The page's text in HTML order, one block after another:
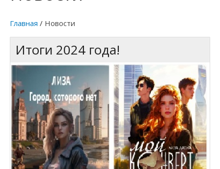
ЛИЗА ДАСНА
КОНТАКТЫ
КНИГИ
РАЗНОЕ
По ту сторону сознания. Новые приключения
Приключения Венеры
Лиза Город, которого нет
Мой конверт из прошлого
Я — НЕ ОНА, ОНА — НЕ Я
Главная / Новости
Итоги 2024 года!